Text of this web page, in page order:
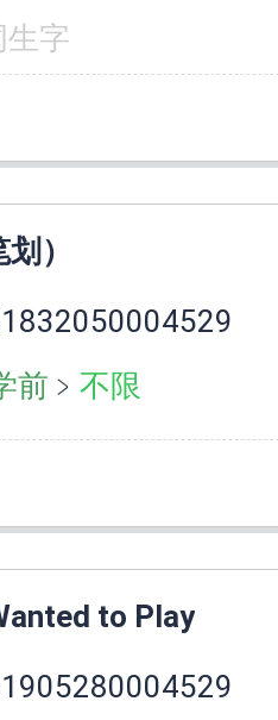
生字
）
前 ﹥ 不限
to Play